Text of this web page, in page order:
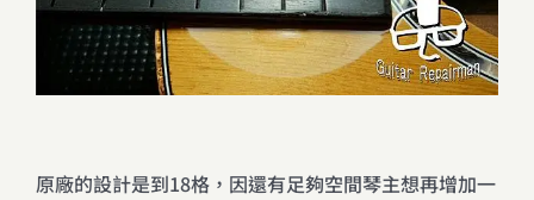
原廠的設計是到18格，因還有足夠空間琴主想再增加一